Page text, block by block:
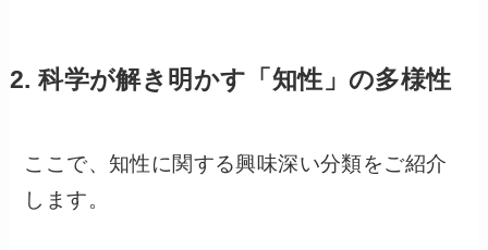
2. 科学が解き明かす「知性」の多様性
ここで、知性に関する興味深い分類をご紹介
します。